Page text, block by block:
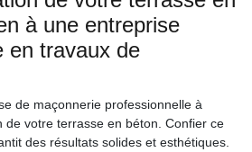
à une entreprise
en travaux de
de maçonnerie professionnelle à
de votre terrasse en béton. Confier ce
des résultats solides et esthétiques.